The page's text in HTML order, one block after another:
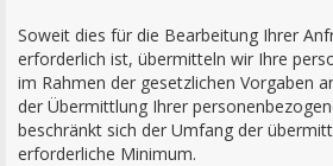
Soweit dies für die Bearbeitung Ihrer
erforderlich ist, übermitteln wir Ihre
im Rahmen der gesetzlichen Vorgaben
der Übermittlung Ihrer
beschränkt sich der Umfang der
erforderliche Minimum.